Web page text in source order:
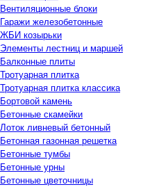
Вентиляционные блоки
Гаражи железобетонные
ЖБИ козырьки
Элементы лестниц и маршей
Балконные плиты
Тротуарная плитка
Тротуарная плитка классика
Бортовой камень
Бетонные скамейки
Лоток ливневый бетонный
Бетонная газонная решетка
Бетонные тумбы
Бетонные урны
Бетонные цветочницы